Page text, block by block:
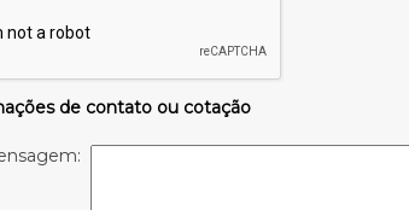
de contato ou cotação